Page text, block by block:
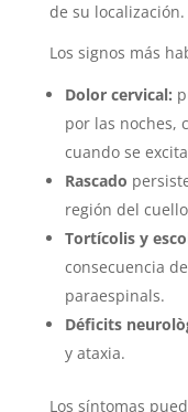
de su localización.
Los signos más
Dolor cervical:
por las noches,
cuando se
Rascado
región del
Tortícolis y
consecuencia
paraespinals.
Déficits
y ataxia.
Los síntomas